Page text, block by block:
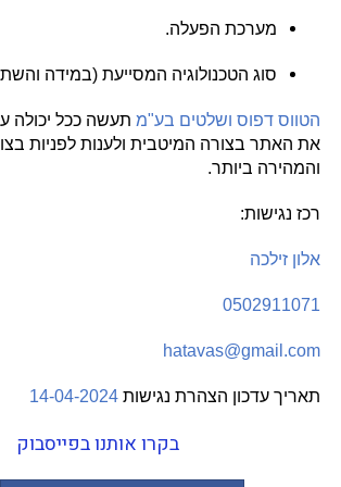
מערכת הפעלה.
סוג הטכנולוגיה המסייעת(במידה
הטווס דפוס ושלטים בע"מ תעשה ככל יכולה
את האתר בצורה המיטבית ולענות לפניות
והמהירה ביותר.
רכז נגישות:
אלון זילכה
0502911071
hatavas@gmail.com
תאריך עדכון הצהרת נגישות14-04-2024
בקרו אותנו בפייסבוק